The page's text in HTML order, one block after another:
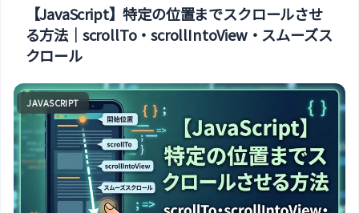
【JavaScript】特定の位置までスクロールさせ
る方法｜scrollTo・scrollIntoView・スムーズス
クロール
JAVASCRIPT